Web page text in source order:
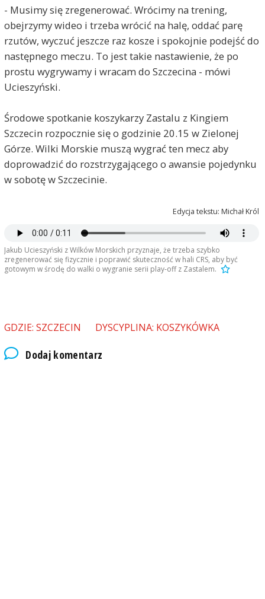
- Musimy się zregenerować. Wrócimy na trening,
obejrzymy wideo i trzeba wrócić na halę, oddać parę
rzutów, wyczuć jeszcze raz kosze i spokojnie podejść do
następnego meczu. To jest takie nastawienie, że po
prostu wygrywamy i wracam do Szczecina - mówi
Ucieszyński.
Środowe spotkanie koszykarzy Zastalu z Kingiem
Szczecin rozpocznie się o godzinie 20.15 w Zielonej
Górze. Wilki Morskie muszą wygrać ten mecz aby
doprowadzić do rozstrzygającego o awansie pojedynku
w sobotę w Szczecinie.
Edycja tekstu: Michał Król
Jakub Ucieszyński z Wilków Morskich przyznaje, że trzeba szybko
zregenerować się fizycznie i poprawić skuteczność w hali CRS, aby być
gotowym w środę do walki o wygranie serii play-off z Zastalem.
GDZIE: SZCZECIN DYSCYPLINA: KOSZYKÓWKA
Dodaj komentarz